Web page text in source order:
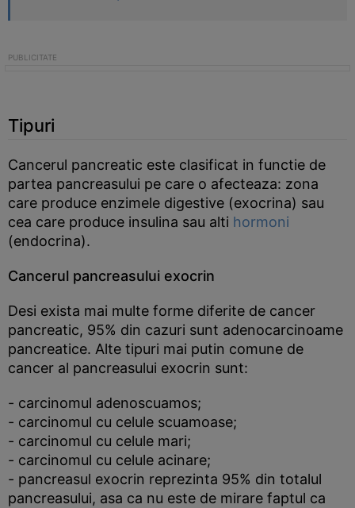
Tipuri
Cancerul pancreatic este clasificat in functie de
partea pancreasului pe care o afecteaza: zona
care produce enzimele digestive (exocrina) sau
cea care produce insulina sau alti hormoni
(endocrina).
Cancerul pancreasului exocrin
Desi exista mai multe forme diferite de cancer
pancreatic, 95% din cazuri sunt adenocarcinoame
pancreatice. Alte tipuri mai putin comune de
cancer al pancreasului exocrin sunt:
- carcinomul adenoscuamos;
- carcinomul cu celule scuamoase;
- carcinomul cu celule mari;
- carcinomul cu celule acinare;
- pancreasul exocrin reprezinta 95% din totalul
pancreasului, asa ca nu este de mirare faptul ca